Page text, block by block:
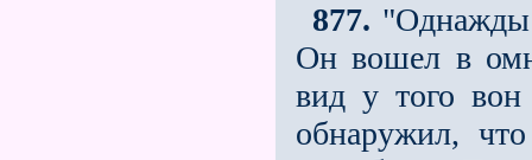
877. "Однажды
Он вошeл в
вид у того вон
обнаружил,